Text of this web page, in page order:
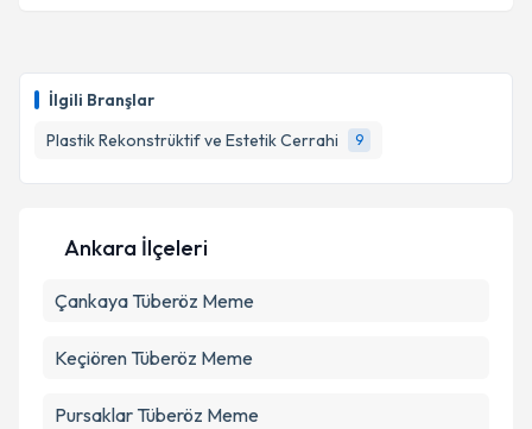
İlgili Branşlar
Plastik Rekonstrüktif ve Estetik Cerrahi
9
takvim hazırlandığında e-posta ile bilgilendireceğiz.
Metni'ni okudum ve kişisel verilerimin belirtilen
Ankara İlçeleri
Çankaya Tüberöz Meme
Keçiören Tüberöz Meme
Pursaklar Tüberöz Meme